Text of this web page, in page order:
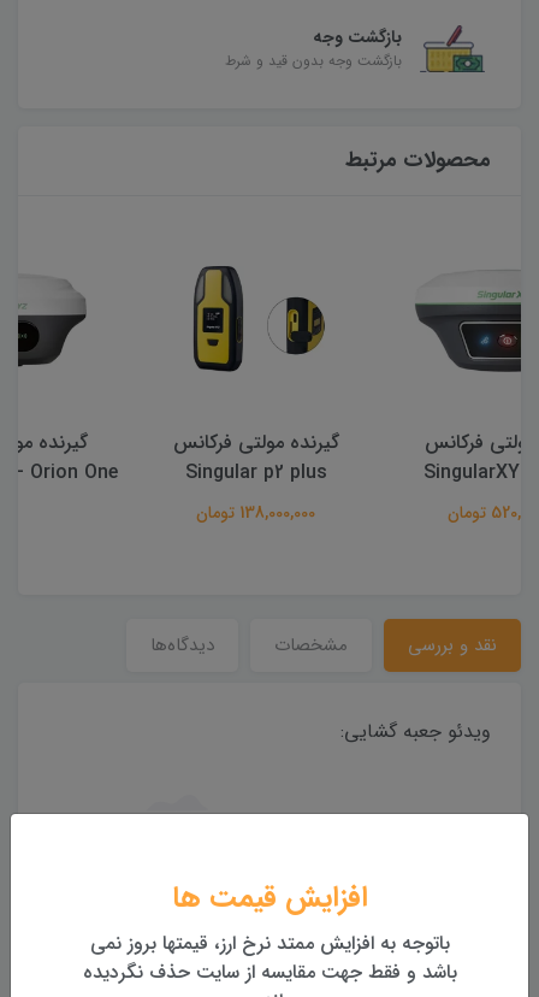
بازگشت وجه
بازگشت وجه بدون قید و شرط
محصولات مرتبط
گیرنده مولتی فرکانس
Singular p2 plus
138,000,000 تومان
گیرنده مولتی فرکانس
Singular XYZ – Orion One
نقد و بررسی مشخصات دیدگاه‌ها
ویدئو جعبه گشایی:
افزایش قیمت ها
باتوجه به افزایش ممتد نرخ ارز، قیمتها بروز نمی
باشد و فقط جهت مقایسه از سایت حذف نگردیده